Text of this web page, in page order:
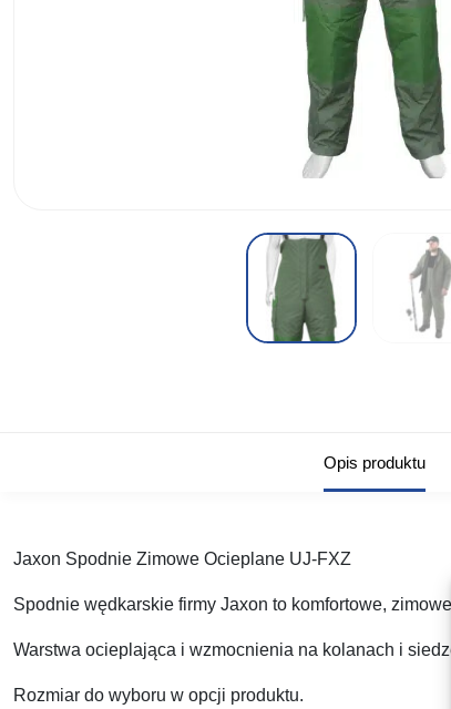
Opis produktu
Jaxon Spodnie Zimowe Ocieplane UJ-FXZ
Spodnie wędkarskie firmy Jaxon to komfortowe,
Warstwa ocieplająca i wzmocnienia na kolanach i
Rozmiar do wyboru w opcji produktu.